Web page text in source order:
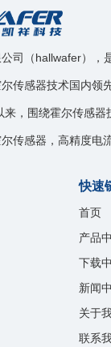
司（hallwafer），
传感器技术国内领先
，围绕霍尔传感器
传感器，高精度电
快速
首页
产品
下载
新闻
关于
联系